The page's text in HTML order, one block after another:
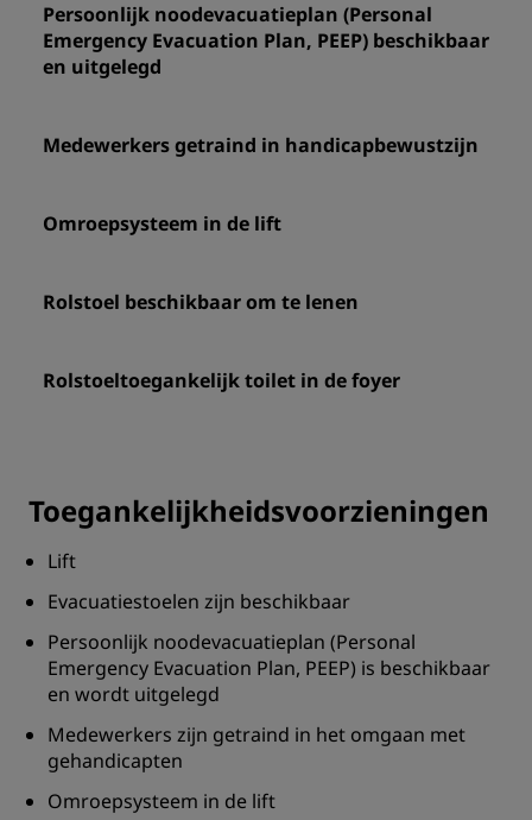
Persoonlijk noodevacuatieplan (Personal
Emergency Evacuation Plan, PEEP) beschikbaar
en uitgelegd
Medewerkers getraind in handicapbewustzijn
Omroepsysteem in de lift
Rolstoel beschikbaar om te lenen
Rolstoeltoegankelijk toilet in de foyer
Toegankelijkheidsvoorzieningen
Lift
Evacuatiestoelen zijn beschikbaar
Persoonlijk noodevacuatieplan (Personal
Emergency Evacuation Plan, PEEP) is beschikbaar
en wordt uitgelegd
Medewerkers zijn getraind in het omgaan met
gehandicapten
Omroepsysteem in de lift